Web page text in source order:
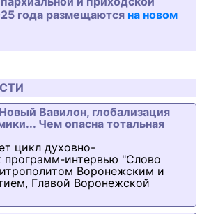
года размещаются на новом
Вавилон, глобализация
Чем опасна тотальная
цикл духовно-
программ-интервью "Слово
Воронежским и
Главой Воронежской